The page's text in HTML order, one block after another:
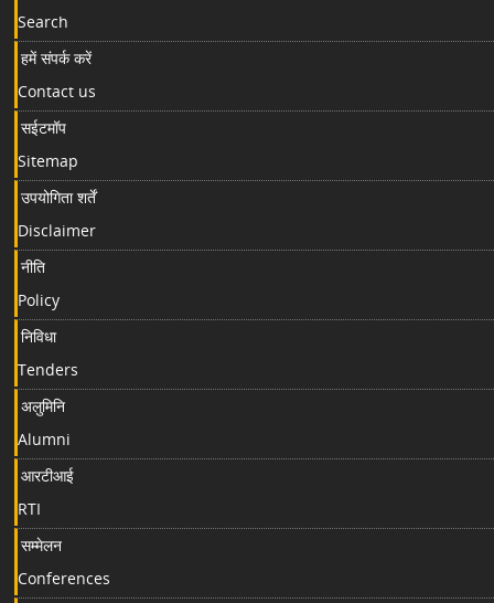
Search
हमें संपर्क करें
Contact us
सईटमॉप
Sitemap
उपयोगिता शर्तें
Disclaimer
नीति
Policy
निविधा
Tenders
अलुमिनि
Alumni
आरटीआई
RTI
सम्मेलन
Conferences